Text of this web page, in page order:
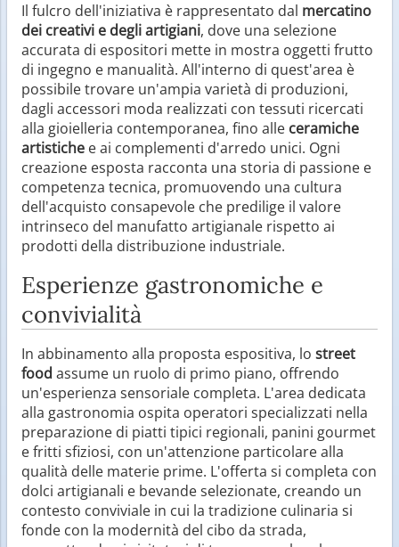
Il fulcro dell'iniziativa è rappresentato dal mercatino
dei creativi e degli artigiani, dove una selezione
accurata di espositori mette in mostra oggetti frutto
di ingegno e manualità. All'interno di quest'area è
possibile trovare un'ampia varietà di produzioni,
dagli accessori moda realizzati con tessuti ricercati
alla gioielleria contemporanea, fino alle ceramiche
artistiche e ai complementi d'arredo unici. Ogni
creazione esposta racconta una storia di passione e
competenza tecnica, promuovendo una cultura
dell'acquisto consapevole che predilige il valore
intrinseco del manufatto artigianale rispetto ai
prodotti della distribuzione industriale.
Esperienze gastronomiche e
convivialità
In abbinamento alla proposta espositiva, lo street
food assume un ruolo di primo piano, offrendo
un'esperienza sensoriale completa. L'area dedicata
alla gastronomia ospita operatori specializzati nella
preparazione di piatti tipici regionali, panini gourmet
e fritti sfiziosi, con un'attenzione particolare alla
qualità delle materie prime. L'offerta si completa con
dolci artigianali e bevande selezionate, creando un
contesto conviviale in cui la tradizione culinaria si
fonde con la modernità del cibo da strada,